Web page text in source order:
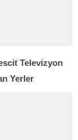
Televizyon
Yerler